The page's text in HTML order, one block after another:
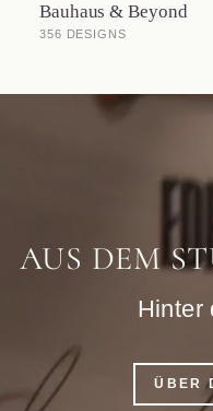
Bauhaus & Beyond
356 DESIGNS
AUS DEM
Hinter
ÜBER